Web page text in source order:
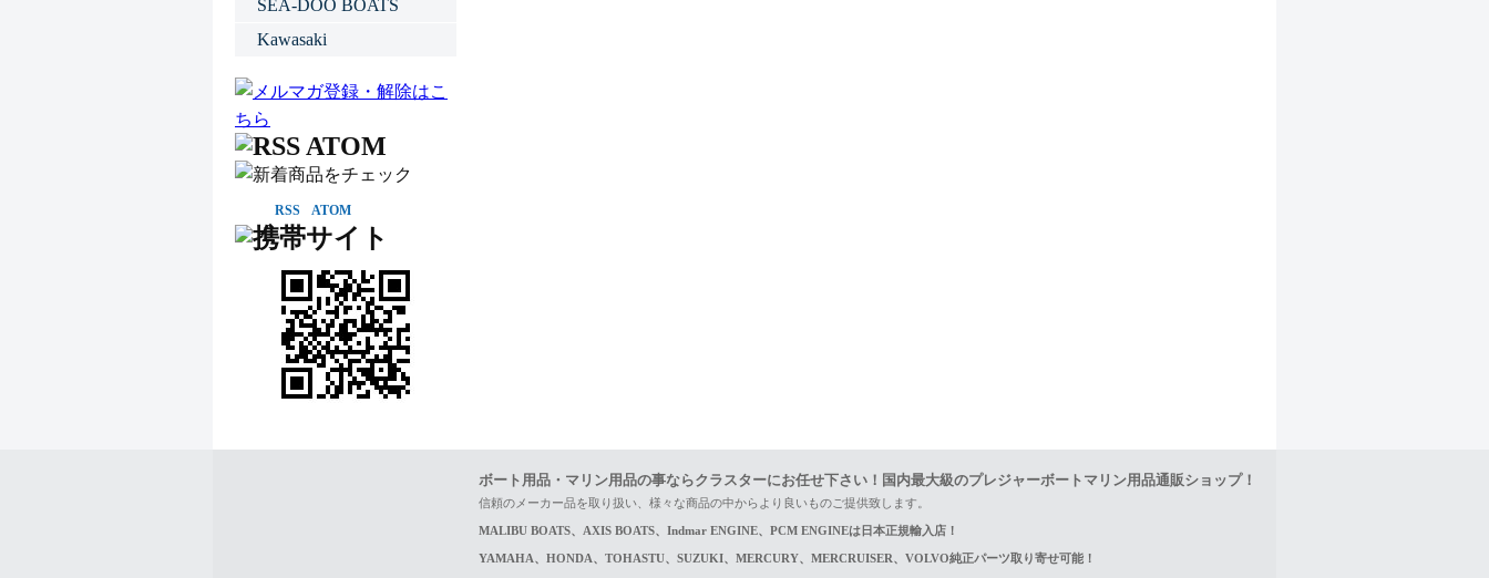
SEA-DOO BOATS
Kawasaki
RSS ATOM
ボート用品・マリン用品の事ならクラスターにお任せ下さい！国内最大級のプレジャーボートマリン用品通販ショップ！
信頼のメーカー品を取り扱い、様々な商品の中からより良いものご提供致します。
MALIBU BOATS、AXIS BOATS、Indmar ENGINE、PCM ENGINEは日本正規輸入店！
YAMAHA、HONDA、TOHASTU、SUZUKI、MERCURY、MERCRUISER、VOLVO純正パーツ取り寄せ可能！